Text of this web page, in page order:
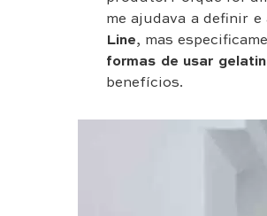
me ajudava a definir
Line, mas
formas de usar
benefícios.